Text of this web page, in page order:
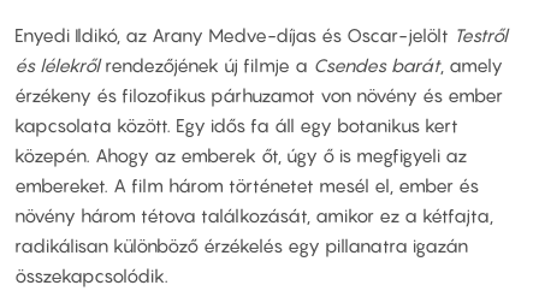
Enyedi Ildikó, az Arany Medve-díjas és Oscar-jelölt Testről
és lélekrőlrendezőjének új filmje a Csendes barát, amely
érzékeny és filozofikus párhuzamot von növény és ember
kapcsolata között. Egy idős fa áll egy botanikus kert
közepén. Ahogy az emberek őt, úgy ő is megfigyeli az
embereket. A film három történetet mesél el, ember és
növény három tétova találkozását, amikor ez a kétfajta,
radikálisan különböző érzékelés egy pillanatra igazán
összekapcsolódik.